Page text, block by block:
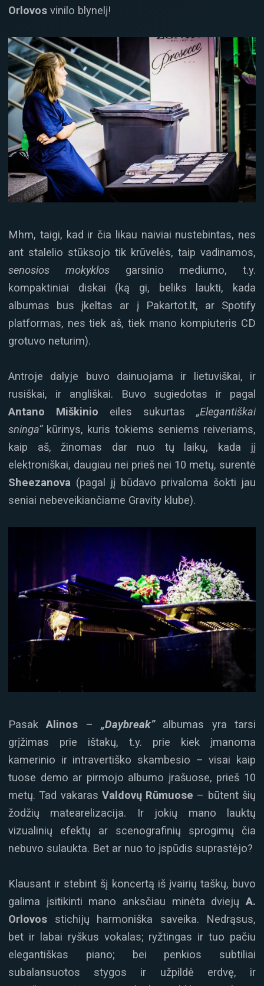
Orlovos vinilo blynelį!
Mhm, taigi, kad ir čia likau naiviai nustebintas, nes
ant stalelio stūksojo tik krūvelės, taip vadinamos,
senosios mokyklosgarsinio mediumo, t.y.
kompaktiniai diskai (ką gi, beliks laukti, kada
albumas bus įkeltas ar į Pakartot.lt, ar Spotify
platformas, nes tiek aš, tiek mano kompiuteris CD
grotuvo neturim).
Antroje dalyje buvo dainuojama ir lietuviškai, ir
rusiškai, ir angliškai. Buvo sugiedotas ir pagal
Antano Miškinio eiles sukurtas „Elegantiškai
sninga“kūrinys, kuris tokiems seniems reiveriams,
kaip aš, žinomas dar nuo tų laikų, kada jį
elektroniškai, daugiau nei prieš nei 10 metų, surentė
Sheezanova (pagal jį būdavo privaloma šokti jau
seniai nebeveikiančiame Gravity klube).
PasakAlinos –„Daybreak”albumas yra tarsi
grįžimas prie ištakų, t.y. prie kiek įmanoma
kamerinio ir intravertiško skambesio – visai kaip
tuose demo ar pirmojo albumo įrašuose, prieš 10
metų. Tad vakaras Valdovų Rūmuose – būtent šių
žodžių matearelizacija. Ir jokių mano lauktų
vizualinių efektų ar scenografinių sprogimų čia
nebuvo sulaukta. Bet ar nuo to įspūdis suprastėjo?
Klausant ir stebint šį koncertą iš įvairių taškų, buvo
galima įsitikinti mano anksčiau minėta dviejų A.
Orlovos stichijų harmoniška saveika. Nedrąsus,
bet ir labai ryškus vokalas; ryžtingas ir tuo pačiu
elegantiškas piano; bei penkios subtiliai
subalansuotos stygos ir užpildė erdvę, ir